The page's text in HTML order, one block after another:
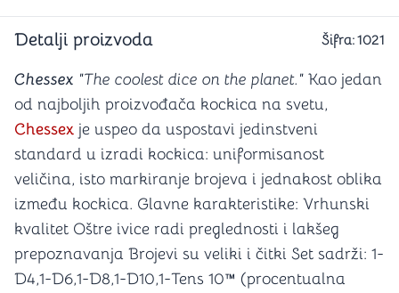
Detalji proizvoda Šifra:1021
Chessex "The coolest dice on the planet." Kao jedan
od najboljih proizvođača kockica na svetu,
Chessex je uspeo da uspostavi jedinstveni
standard u izradi kockica: uniformisanost
veličina, isto markiranje brojeva i jednakost oblika
između kockica. Glavne karakteristike: Vrhunski
kvalitet Oštre ivice radi preglednosti i lakšeg
prepoznavanja Brojevi su veliki i čitki Set sadrži: 1-
D4,1-D6,1-D8,1-D10,1-Tens 10™ (procentualna